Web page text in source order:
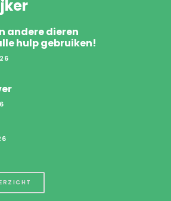
andere dieren
hulp gebruiken!